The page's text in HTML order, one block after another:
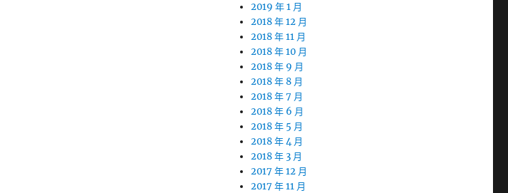
2019 年 1 月
2018 年 12 月
2018 年 11 月
2018 年 10 月
2018 年 9 月
2018 年 8 月
2018 年 7 月
2018 年 6 月
2018 年 5 月
2018 年 4 月
2018 年 3 月
2017 年 12 月
2017 年 11 月